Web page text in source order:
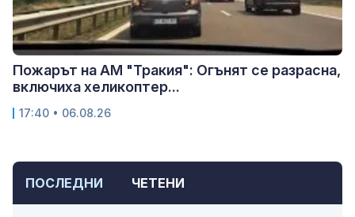
ПОСЛЕДНИ ЧЕТЕНИ
Пожарът на АМ "Тракия": Огънят се разрасна,
включиха хеликоптер...
17:40 • 06.08.26